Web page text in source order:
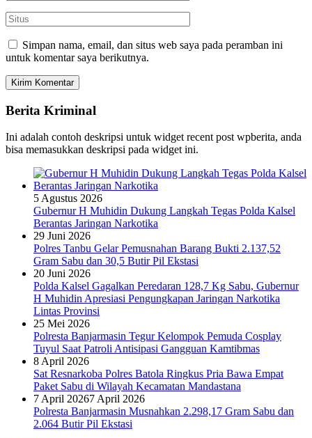
Simpan nama, email, dan situs web saya pada peramban ini
untuk komentar saya berikutnya.
Berita Kriminal
Ini adalah contoh deskripsi untuk widget recent post wpberita, anda
bisa memasukkan deskripsi pada widget ini.
5 Agustus 2026
Gubernur H Muhidin Dukung Langkah Tegas Polda Kalsel
Berantas Jaringan Narkotika
29 Juni 2026
Polres Tanbu Gelar Pemusnahan Barang Bukti 2.137,52
Gram Sabu dan 30,5 Butir Pil Ekstasi
20 Juni 2026
Polda Kalsel Gagalkan Peredaran 128,7 Kg Sabu, Gubernur
H Muhidin Apresiasi Pengungkapan Jaringan Narkotika
Lintas Provinsi
25 Mei 2026
Polresta Banjarmasin Tegur Kelompok Pemuda Cosplay
Tuyul Saat Patroli Antisipasi Gangguan Kamtibmas
8 April 2026
Sat Resnarkoba Polres Batola Ringkus Pria Bawa Empat
Paket Sabu di Wilayah Kecamatan Mandastana
7 April 20267 April 2026
Polresta Banjarmasin Musnahkan 2.298,17 Gram Sabu dan
2.064 Butir Pil Ekstasi